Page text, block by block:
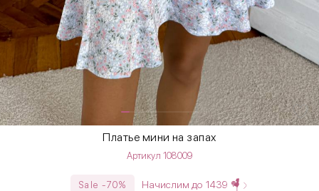
Платье мини на запах
Артикул 108009
Sale -70% Начислим до 1439